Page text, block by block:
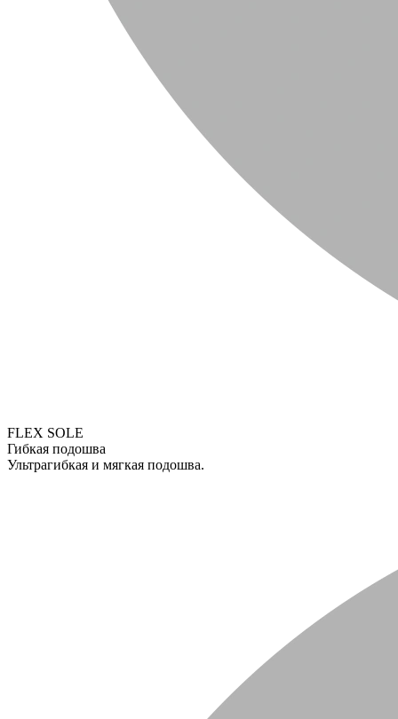
FLEX SOLE
Гибкая подошва
Ультрагибкая и мягкая подошва.